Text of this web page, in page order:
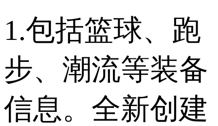
1.包括篮球、跑
步、潮流等装备
信息。全新创建